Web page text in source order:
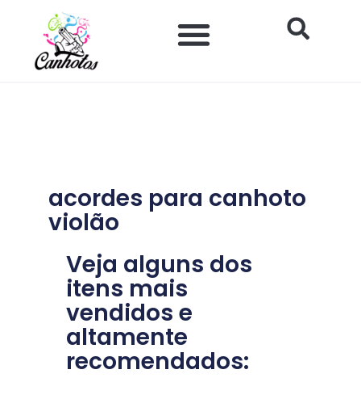
acordes para canhoto
violão
Veja alguns dos
itens mais
vendidos e
altamente
recomendados: